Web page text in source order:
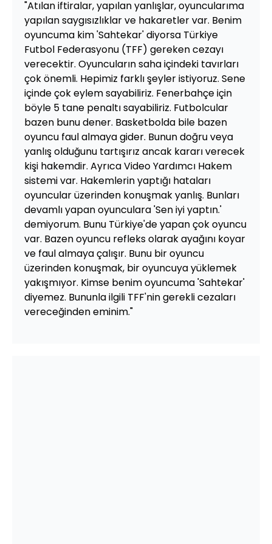
"Atılan iftiralar, yapılan yanlışlar, oyuncularıma
yapılan saygısızlıklar ve hakaretler var. Benim
oyuncuma kim 'Sahtekar' diyorsa Türkiye
Futbol Federasyonu (TFF) gereken cezayı
verecektir. Oyuncuların saha içindeki tavırları
çok önemli. Hepimiz farklı şeyler istiyoruz. Sene
içinde çok eylem sayabiliriz. Fenerbahçe için
böyle 5 tane penaltı sayabiliriz. Futbolcular
bazen bunu dener. Basketbolda bile bazen
oyuncu faul almaya gider. Bunun doğru veya
yanlış olduğunu tartışırız ancak kararı verecek
kişi hakemdir. Ayrıca Video Yardımcı Hakem
sistemi var. Hakemlerin yaptığı hataları
oyuncular üzerinden konuşmak yanlış. Bunları
devamlı yapan oyunculara 'Sen iyi yaptın.'
demiyorum. Bunu Türkiye'de yapan çok oyuncu
var. Bazen oyuncu refleks olarak ayağını koyar
ve faul almaya çalışır. Bunu bir oyuncu
üzerinden konuşmak, bir oyuncuya yüklemek
yakışmıyor. Kimse benim oyuncuma 'Sahtekar'
diyemez. Bununla ilgili TFF'nin gerekli cezaları
vereceğinden eminim."